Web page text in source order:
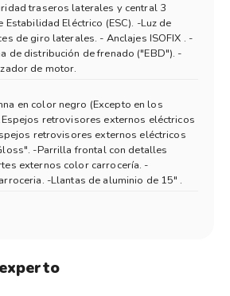
traseros laterales y central 3
Eléctrico (ESC). -Luz de
de giro laterales. - Anclajes ISOFIX . -
de distribución de frenado ("EBD"). -
de motor.
en color negro (Excepto en los
retrovisores externos eléctricos
retrovisores externos eléctricos
-Parrilla frontal con detalles
externos color carrocería. -
-Llantas de aluminio de 15" .